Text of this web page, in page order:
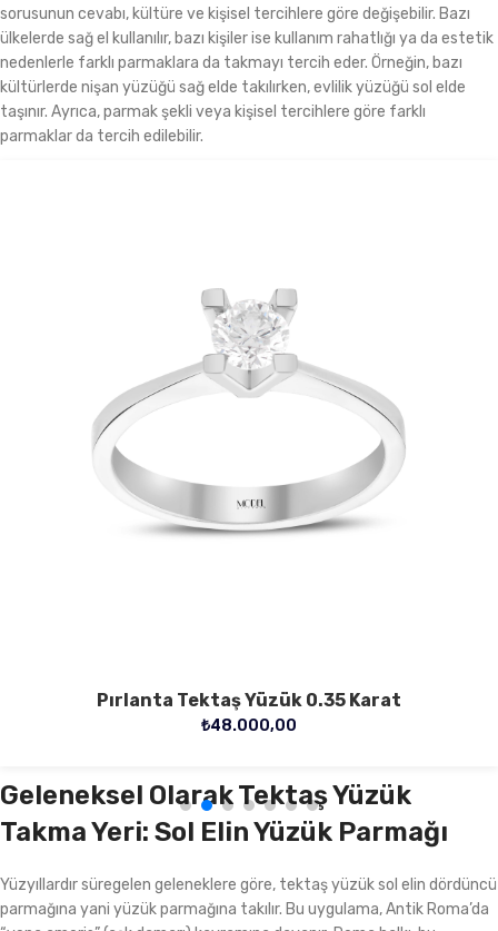
sorusunun cevabı, kültüre ve kişisel tercihlere göre değişebilir. Bazı
ülkelerde sağ el kullanılır, bazı kişiler ise kullanım rahatlığı ya da estetik
nedenlerle farklı parmaklara da takmayı tercih eder. Örneğin, bazı
kültürlerde nişan yüzüğü sağ elde takılırken, evlilik yüzüğü sol elde
taşınır. Ayrıca, parmak şekli veya kişisel tercihlere göre farklı
parmaklar da tercih edilebilir.
Pırlanta Tektaş Yüzük 0.35 Karat
₺48.000,00
Geleneksel Olarak Tektaş Yüzük
Takma Yeri: Sol Elin Yüzük Parmağı
Yüzyıllardır süregelen geleneklere göre, tektaş yüzük sol elin dördüncü
parmağına yani yüzük parmağına takılır. Bu uygulama, Antik Roma’da